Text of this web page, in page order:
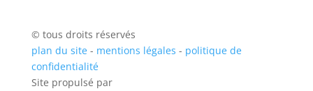
© tous droits réservés
plan du site- mentions légales - politique de
confidentialité
Site propulsé par